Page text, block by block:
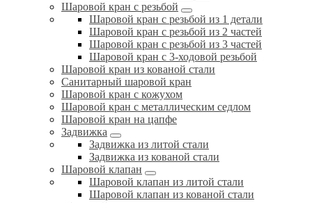
Шаровой кран с резьбой
Шаровой кран с резьбой из 1 детали
Шаровой кран с резьбой из 2 частей
Шаровой кран с резьбой из 3 частей
Шаровой кран с 3-ходовой резьбой
Шаровой кран из кованой стали
Санитарный шаровой кран
Шаровой кран с кожухом
Шаровой кран с металлическим седлом
Шаровой кран на цапфе
Задвижка
Задвижка из литой стали
Задвижка из кованой стали
Шаровой клапан
Шаровой клапан из литой стали
Шаровой клапан из кованой стали